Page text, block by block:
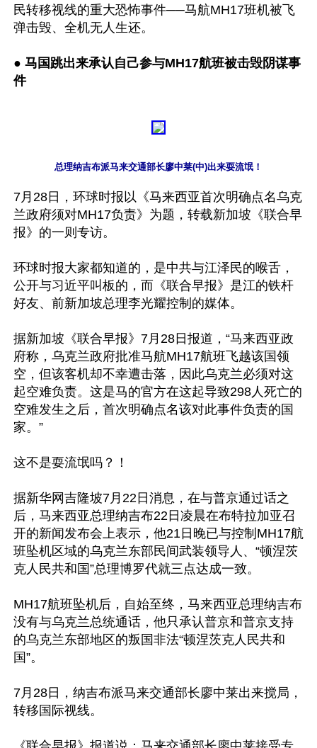
民转移视线的重大恐怖事件──马航MH17班机被飞
弹击毁、全机无人生还。
● 马国跳出来承认自己参与MH17航班被击毁阴谋事
件
总理纳吉布派马来交通部长廖中莱(中)出来耍流氓！
7月28日，环球时报以《马来西亚首次明确点名乌克
兰政府须对MH17负责》为题，转载新加坡《联合早
报》的一则专访。
环球时报大家都知道的，是中共与江泽民的喉舌，
公开与习近平叫板的，而《联合早报》是江的铁杆
好友、前新加坡总理李光耀控制的媒体。
据新加坡《联合早报》7月28日报道，“马来西亚政
府称，乌克兰政府批准马航MH17航班飞越该国领
空，但该客机却不幸遭击落，因此乌克兰必须对这
起空难负责。这是马的官方在这起导致298人死亡的
空难发生之后，首次明确点名该对此事件负责的国
家。”
这不是耍流氓吗？！
据新华网吉隆坡7月22日消息，在与普京通过话之
后，马来西亚总理纳吉布22日凌晨在布特拉加亚召
开的新闻发布会上表示，他21日晚已与控制MH17航
班坠机区域的乌克兰东部民间武装领导人、“顿涅茨
克人民共和国”总理博罗代就三点达成一致。
MH17航班坠机后，自始至终，马来西亚总理纳吉布
没有与乌克兰总统通话，他只承认普京和普京支持
的乌克兰东部地区的叛国非法“顿涅茨克人民共和
国”。
7月28日，纳吉布派马来交通部长廖中莱出来搅局，
转移国际视线。